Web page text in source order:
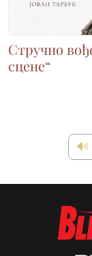
Стручно
сцене“